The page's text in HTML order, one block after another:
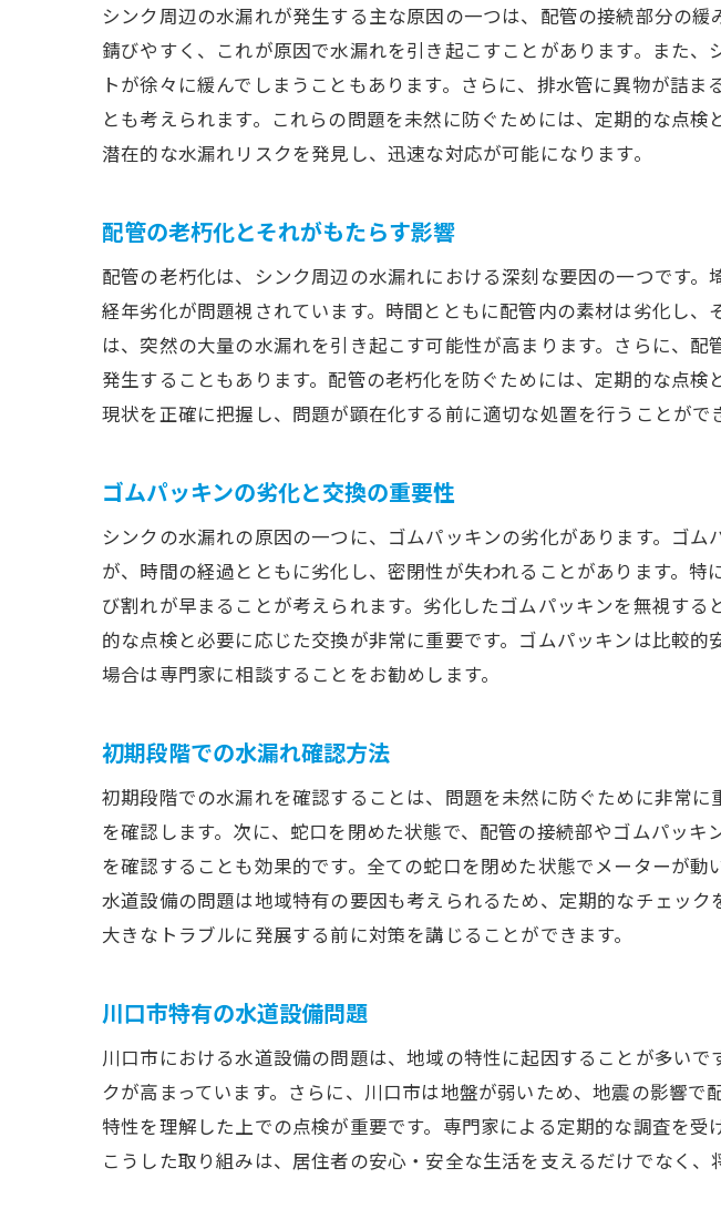
水漏れが発生した際
生活への影響を最小
川口市での信頼でき
水漏れ修理にかかる
配管の点検時期とそ
水道設備のアップグ
防水材料の見直しで
プロが推奨する予防チ
水漏れを早期に見つ
定期点検で未然に防
住まいの安全を守る
水漏れサインを見逃
必要な工具と修理手
水漏れ修理のための
専門家による効率的
DIY修理とプロによる
川口市での修理事例か
初動対応が重要な理由
迅速な対応がトラブ
川口市での住民の経
シンク周辺の水漏れが発生する主な原因の一つは、配管の接続部分の
錆びやすく、これが原因で水漏れを引き起こすことがあります。また
トが徐々に緩んでしまうこともあります。さらに、排水管に異物が詰
とも考えられます。これらの問題を未然に防ぐためには、定期的な点
潜在的な水漏れリスクを発見し、迅速な対応が可能になります。
配管の老朽化とそれがもたらす影響
配管の老朽化は、シンク周辺の水漏れにおける深刻な要因の一つです
経年劣化が問題視されています。時間とともに配管内の素材は劣化し
は、突然の大量の水漏れを引き起こす可能性が高まります。さらに、
発生することもあります。配管の老朽化を防ぐためには、定期的な点
現状を正確に把握し、問題が顕在化する前に適切な処置を行うことがで
ゴムパッキンの劣化と交換の重要性
シンクの水漏れの原因の一つに、ゴムパッキンの劣化があります。ゴ
が、時間の経過とともに劣化し、密閉性が失われることがあります。
び割れが早まることが考えられます。劣化したゴムパッキンを無視す
的な点検と必要に応じた交換が非常に重要です。ゴムパッキンは比較
場合は専門家に相談することをお勧めします。
初期段階での水漏れ確認方法
初期段階での水漏れを確認することは、問題を未然に防ぐために非常
を確認します。次に、蛇口を閉めた状態で、配管の接続部やゴムパッ
を確認することも効果的です。全ての蛇口を閉めた状態でメーターが
水道設備の問題は地域特有の要因も考えられるため、定期的なチェッ
大きなトラブルに発展する前に対策を講じることができます。
川口市特有の水道設備問題
川口市における水道設備の問題は、地域の特性に起因することが多い
クが高まっています。さらに、川口市は地盤が弱いため、地震の影響
特性を理解した上での点検が重要です。専門家による定期的な調査を
こうした取り組みは、居住者の安心・安全な生活を支えるだけでなく、